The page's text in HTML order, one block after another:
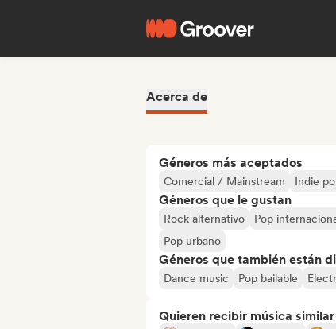
Acerca de
Géneros más aceptados
Comercial / Mainstream Indie
Géneros que le gustan
Rock alternativo Pop
Pop urbano
Géneros que también están
Dance music Pop bailable
Quieren recibir música similar